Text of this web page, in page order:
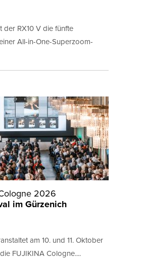
der RX10 V die fünfte
All-in-One-Superzoom-
2026
im Gürzenich
am 10. und 11. Oktober
FUJIKINA Cologne....